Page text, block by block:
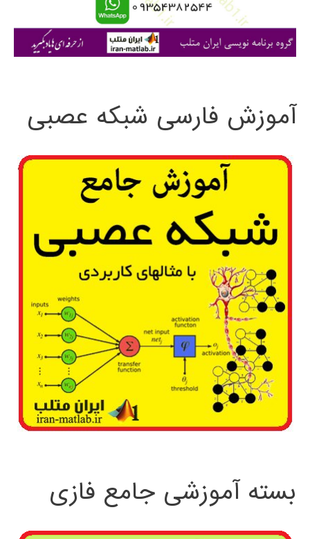
ی
آموزش فارسی شبکه عصبی
بسته آموزشی جامع فازی